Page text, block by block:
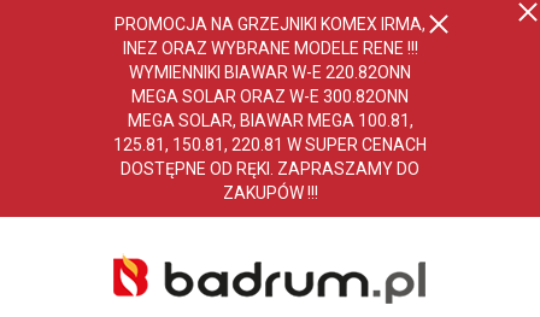
PROMOCJA NA GRZEJNIKI KOMEX IRMA,
INEZ ORAZ WYBRANE MODELE RENE !!!
WYMIENNIKI BIAWAR W-E 220.82ONN
MEGA SOLAR ORAZ W-E 300.82ONN
MEGA SOLAR, BIAWAR MEGA 100.81,
125.81, 150.81, 220.81 W SUPER CENACH
DOSTĘPNE OD RĘKI. ZAPRASZAMY DO
ZAKUPÓW !!!